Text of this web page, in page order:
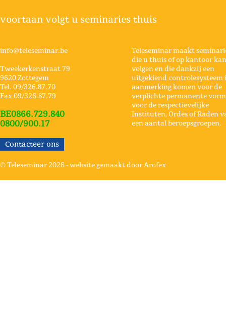
voortaan volgt u seminaries thuis
info@teleseminar.be
Tweekerkenstraat 79
9620 Zottegem
Tel. 09/326.87.70
Fax 09/326.87.79
BE0866.729.840
0800/900.17
Contacteer ons
Teleseminar maakt
die u thuis of op kantoor kan
volgen en die dankzij een
uitgekiend controlesysteem
aanmerking komen voor de
verplichte permanente
voor de respectievelijke
Instituten, Ordes of Raden
een aantal beroepsgroepen.
© Teleseminar 2026 -website gemaakt door Arofex